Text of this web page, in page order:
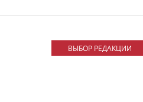
ВЫБОР РЕДАКЦИИ